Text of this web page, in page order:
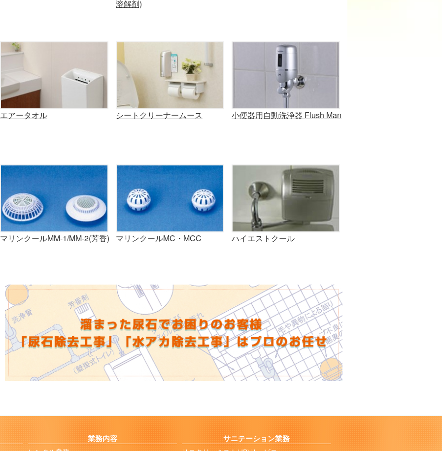
溶解剤)
エアータオル シートクリーナームース 小便器用自動洗浄器 Flush Man
マリンクールMM-1/MM-2(芳香) マリンクールMC・MCC ハイエストクール
業務内容 サニテーション業務